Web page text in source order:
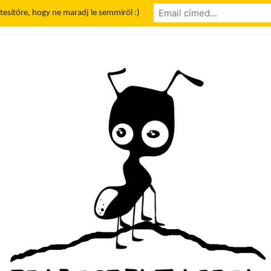
hogy ne maradj le semmiről :)